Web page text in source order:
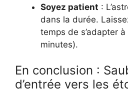
Soyez patient :
dans la durée.
temps de s’adapter
minutes).
En conclusion :
d’entrée vers les